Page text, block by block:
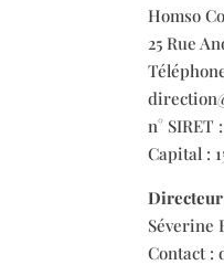
Homso
25 Rue
n° SIRET
Capital :
Séverine
Contact :